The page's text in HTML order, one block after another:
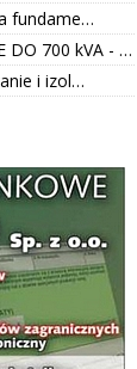
fundame…
DO 700 kVA - …
i izol…